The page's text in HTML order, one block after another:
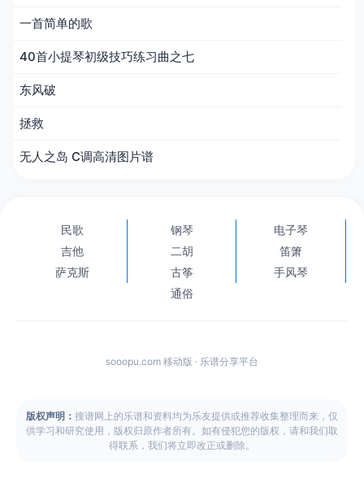
一首简单的歌
40首小提琴初级技巧练习曲之七
东风破
拯救
无人之岛 C调高清图片谱
民歌 钢琴
电子琴
吉他
二胡
笛箫
萨克斯
古筝
手风琴
通俗
sooopu.com 移动版 · 乐谱分享平台
版权声明： 搜谱网上的乐谱和资料均为乐友提供或推荐收集整理而来，仅
供学习和研究使用，版权归原作者所有。如有侵犯您的版权，请和我们取
得联系，我们将立即改正或删除。